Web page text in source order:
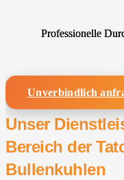
Professionelle
Unverbindlich
Unser
Bereich der
Bullenkuhlen